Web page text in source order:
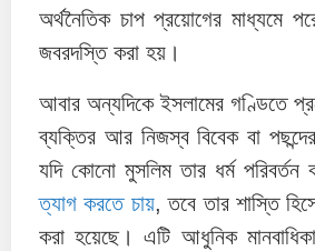
অর্থনৈতিক চাপ প্রয়োগের মাধ্যমে
জবরদস্তি করা হয়।
আবার অন্যদিকে ইসলামের গণ্ডিতে
ব্যক্তির আর নিজস্ব বিবেক বা
যদি কোনো মুসলিম তার ধর্ম
ত্যাগ করতে চায়, তবে তার শাস্তি
করা হয়েছে। এটি আধুনিক